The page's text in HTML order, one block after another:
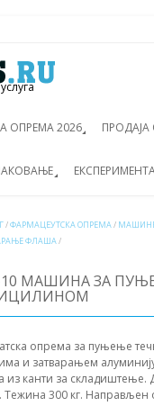
ОПРЕМА 2026
/ФАРМАЦЕУТСКА ОПРЕМА/
ФЛАША/
МАШИНА ЗА
опрема за пуњење
и затварањем
из канти за складиштење.
Тежина 300 кг. Направљен